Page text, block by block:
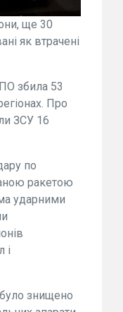
ще 30
як втрачені
збила 53
Про
ЗСУ 16
по
ракетою
ударними
і
знищено